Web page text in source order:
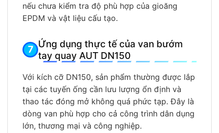
nếu chưa kiểm tra độ phù hợp của gioăng
EPDM và vật liệu cấu tạo.
Ứng dụng thực tế của van bướm
tay quay AUT DN150
Với kích cỡ DN150, sản phẩm thường được lắp
tại các tuyến ống cần lưu lượng ổn định và
thao tác đóng mở không quá phức tạp. Đây là
dòng van phù hợp cho cả công trình dân dụng
lớn, thương mại và công nghiệp.